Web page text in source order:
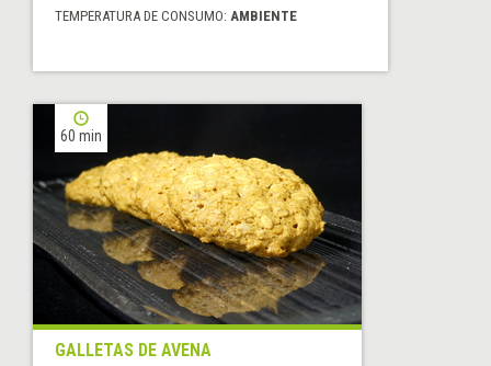
TEMPERATURA DE CONSUMO: AMBIENTE
60 min
GALLETAS DE AVENA